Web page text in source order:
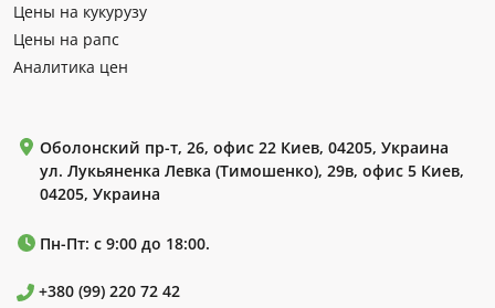
Цены на кукурузу
Цены на рапс
Аналитика цен
Оболонский пр-т, 26, офис 22 Киев, 04205, Украина
ул. Лукьяненка Левка (Тимошенко), 29в, офис 5 Киев,
04205, Украина
Пн-Пт: с 9:00 до 18:00.
+380 (99) 220 72 42